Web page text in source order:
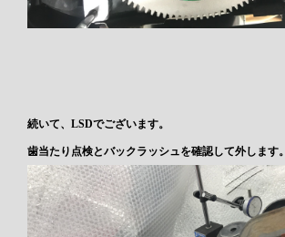
続いて、LSDでございます。
歯当たり点検とバックラッシュを確認して外します。